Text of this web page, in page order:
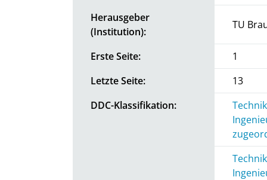
Herausgeber
(Institution):
TU
Erste Seite:
1
Letzte Seite:
13
DDC-Klassifikation: